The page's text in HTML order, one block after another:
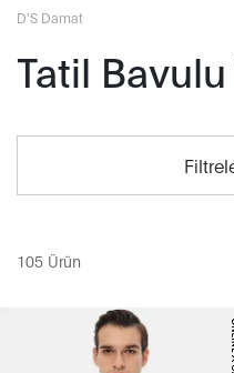
D'S Damat
Tatil Bavulu
105 Ürün